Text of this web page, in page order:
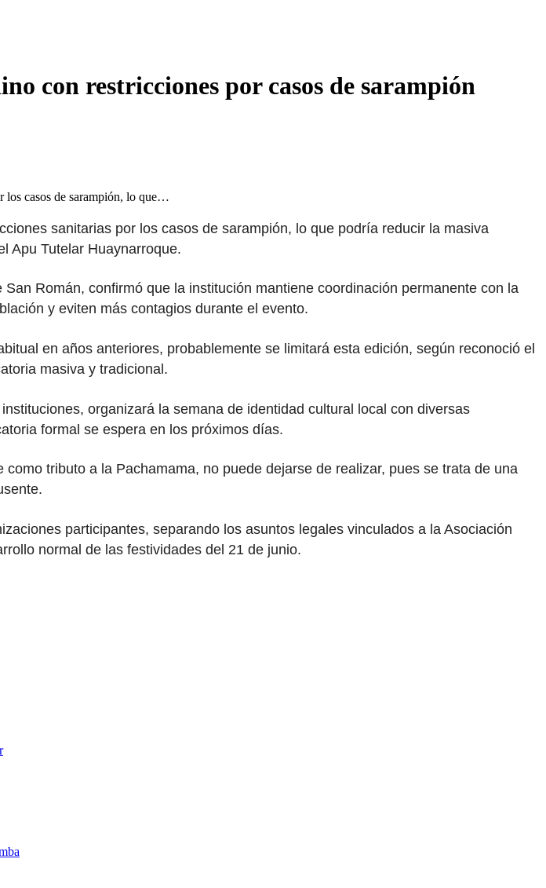
con restricciones por casos de sarampión
los casos de sarampión, lo que…
sanitarias por los casos de sarampión, lo que podría reducir la masiva
Apu Tutelar Huaynarroque.
Román, confirmó que la institución mantiene coordinación permanente con la
y eviten más contagios durante el evento.
en años anteriores, probablemente se limitará esta edición, según reconoció el
masiva y tradicional.
organizará la semana de identidad cultural local con diversas
formal se espera en los próximos días.
tributo a la Pachamama, no puede dejarse de realizar, pues se trata de una
participantes, separando los asuntos legales vinculados a la Asociación
normal de las festividades del 21 de junio.